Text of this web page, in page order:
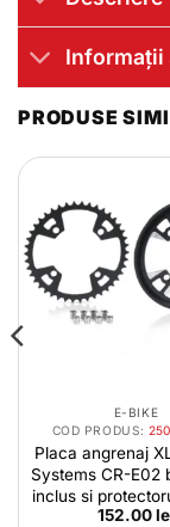
Informații
PRODUSE
E-BIKE
COD PRODUS:
Placa angrenaj
Systems CR-E02
inclus si
152.00